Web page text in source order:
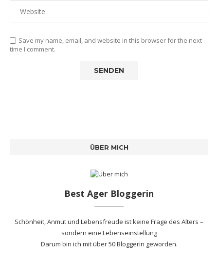
Save my name, email, and website in this browser for the next
time I comment.
ÜBER MICH
Best Ager Bloggerin
Schönheit, Anmut und Lebensfreude ist keine Frage des Alters –
sondern eine Lebenseinstellung
Darum bin ich mitüber 50 Bloggerin geworden.